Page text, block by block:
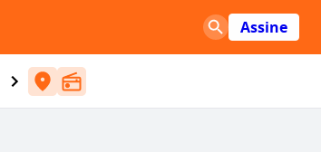
Assine
Entretenimento